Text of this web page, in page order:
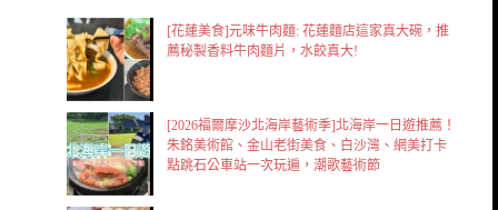
[花蓮美食]元味牛肉麵: 花蓮麵店這家真大碗，推
薦秘製香料牛肉麵片，水餃真大!
[2026福爾摩沙北海岸藝術季]北海岸一日遊推薦！
朱銘美術館、金山老街美食、白沙灣、網美打卡
點跳石公車站一次玩遍，潮歌藝術節